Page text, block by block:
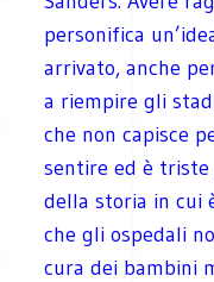
personifica
arrivato, anche
a riempire gli
che non capisce
sentire ed è
della storia in cui
che gli ospedali
cura dei bambini